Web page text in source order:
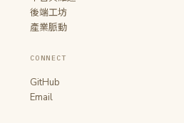
後端工坊
產業脈動
CONNECT
GitHub
Email